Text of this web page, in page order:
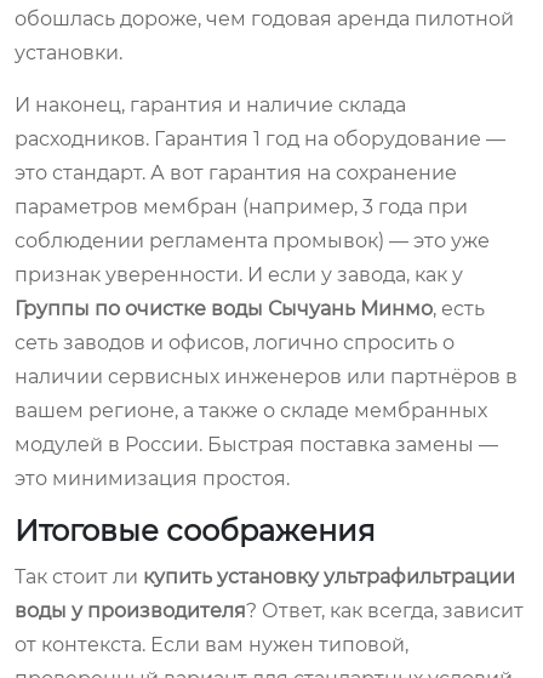
обошлась дороже, чем годовая аренда пилотной
установки.
И наконец, гарантия и наличие склада
расходников. Гарантия 1 год на оборудование —
это стандарт. А вот гарантия на сохранение
параметров мембран (например, 3 года при
соблюдении регламента промывок) — это уже
признак уверенности. И если у завода, как у
Группы по очистке воды Сычуань Минмо, есть
сеть заводов и офисов, логично спросить о
наличии сервисных инженеров или партнёров в
вашем регионе, а также о складе мембранных
модулей в России. Быстрая поставка замены —
это минимизация простоя.
Итоговые соображения
Так стоит ли купить установку ультрафильтрации
воды у производителя? Ответ, как всегда, зависит
от контекста. Если вам нужен типовой,